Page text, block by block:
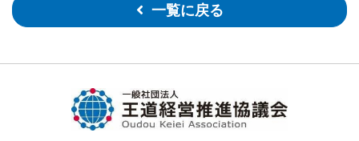
一覧に戻る